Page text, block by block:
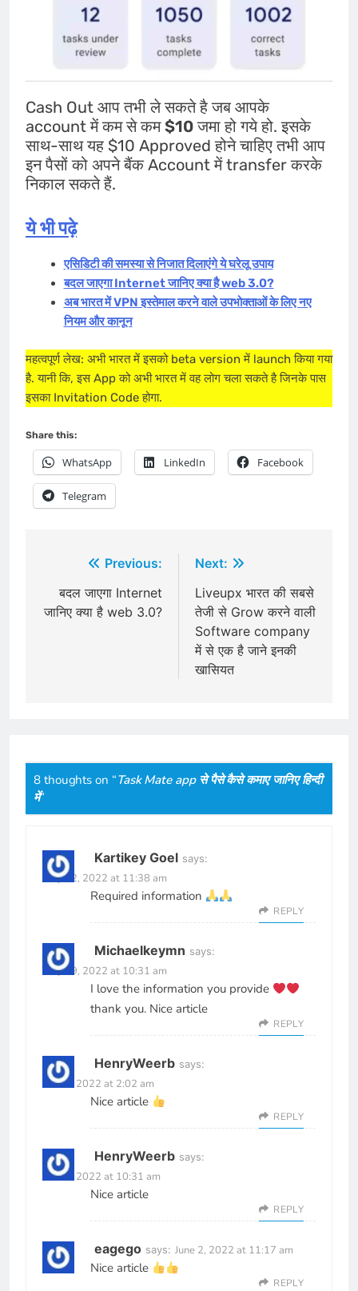
Cash Out आप तभी ले सकते है जब आपके
account में कम से कम$10जमा हो गये हो. इसके
साथ-साथ यह $10 Approved होने चाहिए तभी आप
इन पैसों को अपने बैंक Account में transfer करके
निकाल सकते हैं.
ये भी पढ़े
एसिडिटी की समस्या से निजात दिलाएंगे ये घरेलू उपाय
बदल जाएगा Internet जानिए क्या है web 3.0?
अब भारत में VPN इस्तेमाल करने वाले उपभोक्ताओं के लिए नए
नियम और कानून
महत्वपूर्ण लेख: अभी भारत में इसको beta version में launch किया गया
है. यानी कि, इस App को अभी भारत में वह लोग चला सकते है जिनके पास
इसका Invitation Code होगा.
Share this:
WhatsApp LinkedIn Facebook
Telegram
navigation
Previous:
बदल जाएगा Internet
जानिए क्या है web 3.0?
Next:
Liveupx भारत की सबसे
तेजी से Grow करने वाली
Software company
में से एक है जाने इनकी
खासियत
8 thoughts on “Task Mate app से पैसे कैसे कमाए जानिए हिन्दी
में”
Kartikey Goel says:
May 22, 2022 at 11:38 am
Required information
REPLY
Michaelkeymn says:
May 29, 2022 at 10:31 am
I love the information you provide
thank you. Nice article
REPLY
HenryWeerb says:
June 2, 2022 at 2:02 am
Nice article
REPLY
HenryWeerb says:
June 2, 2022 at 10:31 am
Nice article
REPLY
eagego says: June 2, 2022 at 11:17 am
Nice article
REPLY